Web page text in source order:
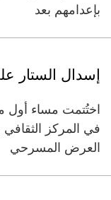
بإعدامهم بعد
إسدال الستار
اختُتمت مساء أول
في المركز الثقافي
العرض المسرحي